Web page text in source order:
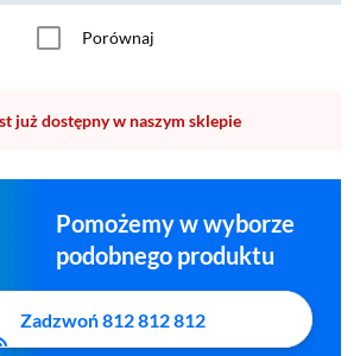
Porównaj
już dostępny w naszym sklepie
Pomożemy w wyborze
podobnego produktu
Zadzwoń 812 812 812